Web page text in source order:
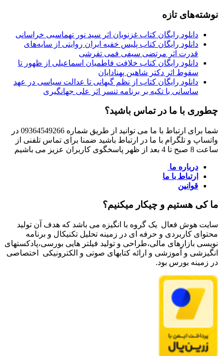
نوشته‌های تازه
دانلود رایگان کتاب غزنویان اثر سید نور تهماسبی خراسانی
دانلود رایگان کتاب پلیس خفیه ایران روایتی از سایه‌های
قدرت اثر مرتضی سیفی فمی تفرشی
دانلود رایگان کتاب خلافت فاطمیان اسماعیلی از ظهور تا
سقوط اثر دکتر شاهین پهنادایان
دانلود رایگان کتاب از نظم گیهانی تا عدالت سیاسی در عهد
ساسانی با تکیه بر برنامه تنسر اثر علی جهانگیری
چطوری با ما در تماس باشید؟
شما برای ارتباط با ما می توانید از طریق شماره 09364549266 در
واتساپ و تلگرام با ما در ارتباط باشید ضمنا برای تماس تلفنی از
ساعت 8 صبح تا 4 بعد از ظهر پاسخگوی کاربران عزیز می باشیم
درباره ما
ارتباط با ما
قوانین
ما کی هستیم و چیکار میکنیم؟
سایت هوش فعال یک گروه با انگیزه می باشد که هدف آن تولید
محتوای کاربردی و حرفه ای در زمینه تحلیل تکنیکال و برنامه
نویسی بازارهای مالی،طراحی و تولید فیلتر هایی بورسی،پادکستهای
انگیزشی و آموزشی و ارائه کتابهای صوتی و الکترونیکی اختصاصی
در زمینه بورس بود.